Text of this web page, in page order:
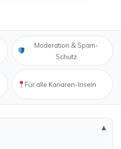
Moderation & Spam-
Schutz
Für alle Kanaren-Inseln